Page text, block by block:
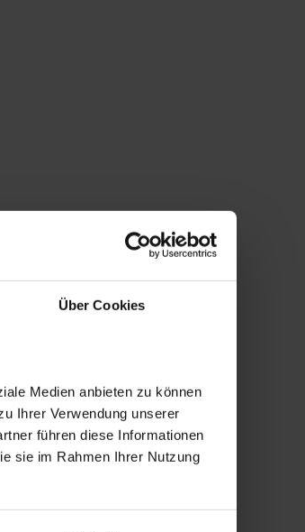
Über Cookies
Medien anbieten zu können
Ihrer Verwendung unserer
führen diese Informationen
sie im Rahmen Ihrer Nutzung